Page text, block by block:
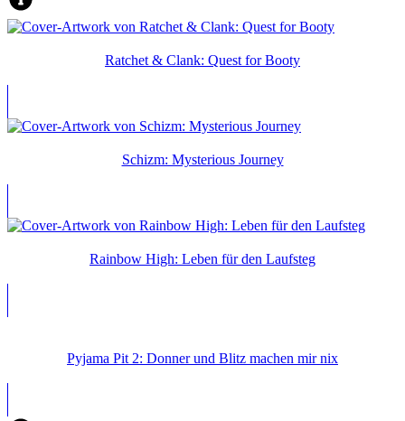
Ratchet & Clank: Quest for Booty
Schizm: Mysterious Journey
Rainbow High: Leben für den Laufsteg
Pyjama Pit 2: Donner und Blitz machen mir nix